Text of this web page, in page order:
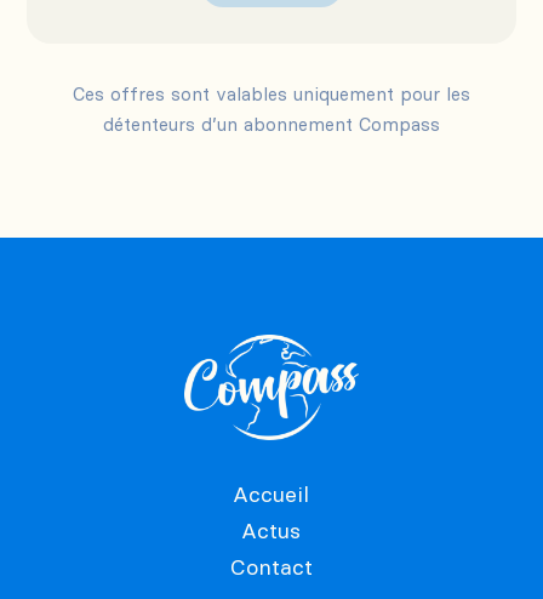
Ces offres sont valables uniquement pour les
détenteurs d’un abonnement Compass
Accueil
Actus
Contact